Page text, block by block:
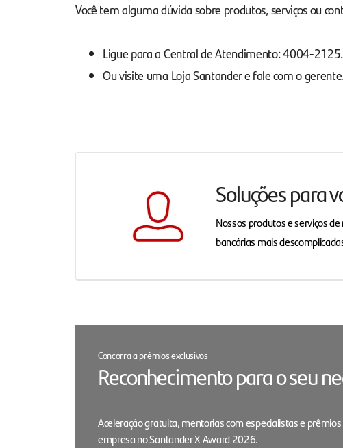
Você tem alguma dúvida sobre produtos, serviços ou
Ligue para a Central de Atendimento: 4004-2125.
Ou visite uma Loja Santander e fale com o
Soluções para
Nossos produtos e serviços
bancárias mais
Concorra a prêmios exclusivos
Reconhecimento para o seu
Aceleração gratuita, mentorias com especialistas e
empresa no Santander X Award 2026.